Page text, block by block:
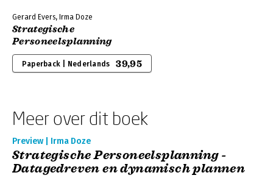
Gerard Evers, Irma Doze
Strategische
Personeelsplanning
Paperback | Nederlands 39,95
Meer over dit boek
Preview | Irma Doze
Strategische Personeelsplanning -
Datagedreven en dynamisch plannen